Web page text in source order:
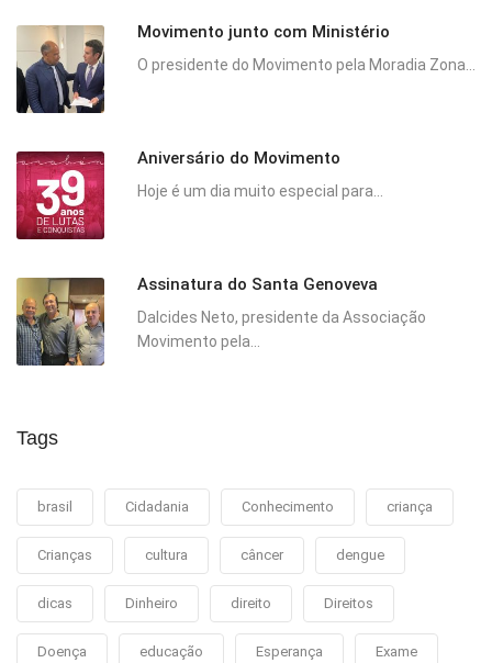
Movimento junto com Ministério
O presidente do Movimento pela Moradia Zona...
Aniversário do Movimento
Hoje é um dia muito especial para...
Assinatura do Santa Genoveva
Dalcides Neto, presidente da Associação
Movimento pela...
Tags
brasil Cidadania Conhecimento criança
Crianças cultura câncer dengue
dicas Dinheiro direito Direitos
Doença educação Esperança Exame